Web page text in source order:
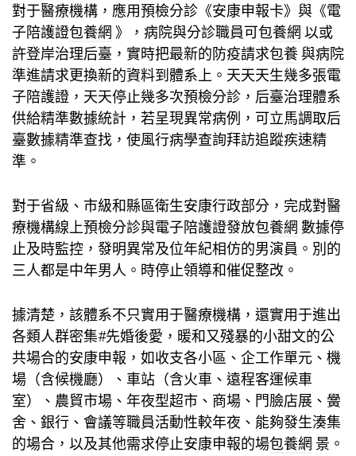
對于醫療機構，應用預檢分診《安康申報卡》與《電
子陪護證包養網 》，病院與分診職員可包養網 以或
許登岸治理后臺，實時把最新的防疫請求包養與病院
準進請求更換新的資料到體系上。天天天生幾多張電
子陪護證，天天停止幾多次預檢分診，后臺治理體系
供給精準數據統計，若呈現異常病例，可立馬調取后
臺數據精準查找，使風行病學查詢拜訪追蹤疾速精
準。
對于省級、市級和縣區衛生安康行政部分，完成對醫
療機構線上預檢分診與電子陪護證發放包養網 數據停
止及時監控，發明異常及位年紀相仿的男演員。別的
三人都是中年男人。時停止領導和催促整改。
據清楚，該體系不只實用于醫療機構，還實用于進出
各類人群密集#先婚後愛，暖和又殘暴的小甜文的公
共場合的安康申報，如收支各小區、企工作單元、機
場（含候機廳）、車站（含火車、遠程客運候車
室）、農貿市場、年夜型超市、商場、門臉店展、黌
舍、銀行、會議等職員活動性較年夜、能夠發生湊集
的場合，以及其他需求停止安康申報的場包養網 景。